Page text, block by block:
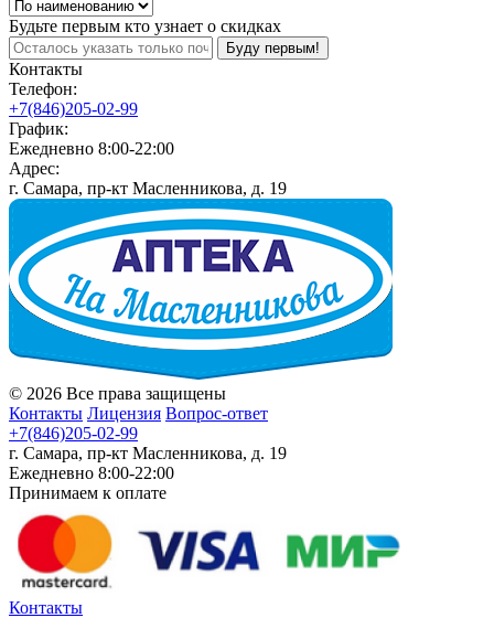
Будьте первым кто узнает о скидках
Буду первым!
Контакты
Телефон:
+7(846)205-02-99
График:
Ежедневно 8:00-22:00
Адрес:
г. Самара, пр-кт Масленникова, д. 19
© 2026 Все права защищены
Контакты Лицензия Вопрос-ответ
+7(846)205-02-99
г. Самара, пр-кт Масленникова, д. 19
Ежедневно 8:00-22:00
Принимаем к оплате
Контакты